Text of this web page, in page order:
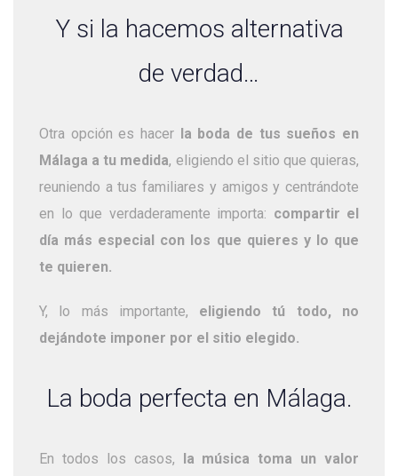
Y si la hacemos alternativa
de verdad…
Otra opción es hacer
la boda de tus sueños en
Málaga a tu medida, eligiendo el sitio que quieras,
reuniendo a tus familiares y amigos y centrándote
en lo que verdaderamente importa: compartir el
día más especial con los que quieres y lo que
te quieren.
Y, lo más importante, eligiendo tú todo, no
dejándote imponer por el sitio elegido.
La boda perfecta en Málaga.
En todos los casos, la música toma un valor